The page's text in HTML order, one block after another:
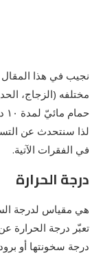
نجيب في هذا
مختلفه (الزجاج،
لذا سنتحدث عن
في الفقرات الآتية.
درجة الحرارة
هي مقياس لدرجة
تعبّر درجة الحرارة
درجة سخونتها أو